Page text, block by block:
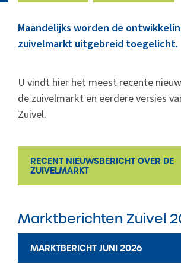
Diergezondheid
Gegevensbeheer & Verstrekking
Thema’s & Over ZuivelNL
Maandelijks worden de
zuivelmarkt uitgebreid toegelicht.
U vindt hier het meest recente
de zuivelmarkt en eerdere versies
Zuivel.
RECENT NIEUWSBERICHT OVER DE
ZUIVELMARKT
Marktberichten Zuivel
MARKTBERICHT JUNI 2026